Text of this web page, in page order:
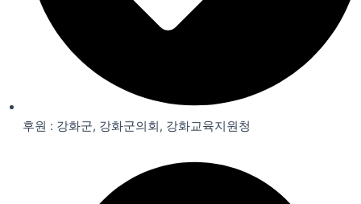
후원 : 강화군, 강화군의회, 강화교육지원청